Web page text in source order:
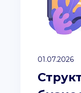
01.07.2026